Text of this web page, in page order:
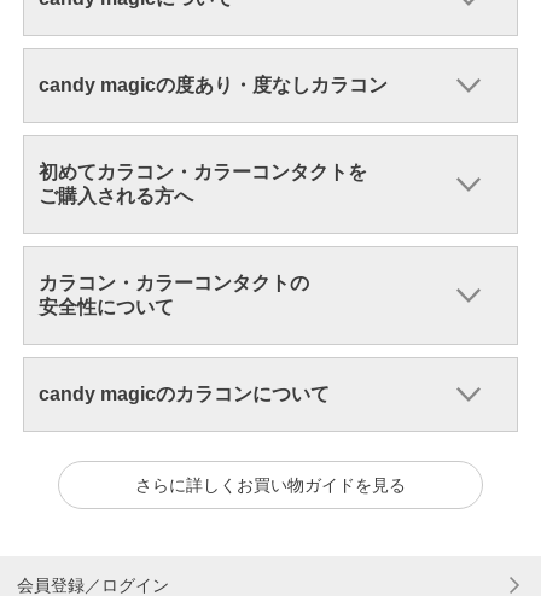
candy magicの度あり・度なしカラコン
初めてカラコン・カラーコンタクトを
ご購入される方へ
カラコン・カラーコンタクトの
安全性について
candy magicのカラコンについて
さらに詳しくお買い物ガイドを見る
会員登録／ログイン